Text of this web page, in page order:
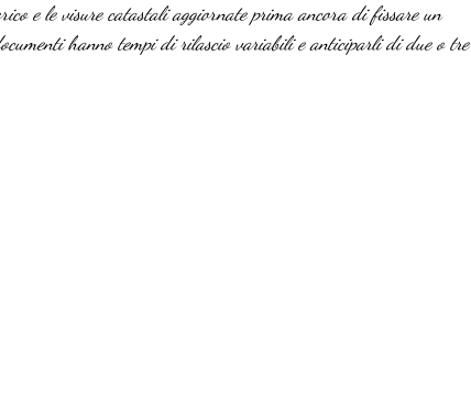
e le visure catastali aggiornate prima ancora di fissare un
hanno tempi di rilascio variabili e anticiparli di due o tre